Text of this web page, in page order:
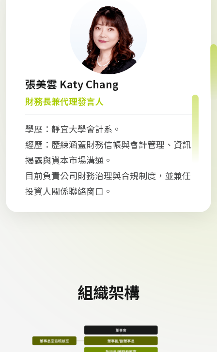
張美雲 Katy Chang
財務長兼代理發言人
學歷：靜宜大學會計系。
經歷：歷練涵蓋財務信帳與會計管理、資訊
揭露與資本市場溝通。
目前負責公司財務治理與合規制度，並兼任
投資人關係聯絡窗口。
組織架構